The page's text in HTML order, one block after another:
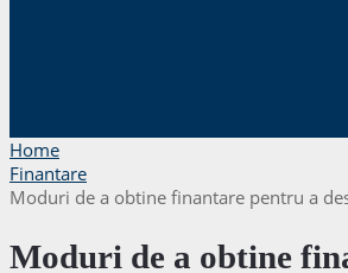
Home
Finantare
Moduri de a obtine finantare pentru a
Moduri de a obtine